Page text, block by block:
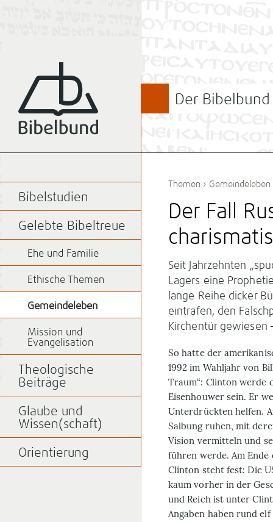
Der Bibelbund
Themen › Gemeindeleben
Der Fall
Seit Jahrzehnten
Lagers eine
lange Reihe dicker
eintrafen, den
Kirchentür gewiesen
So hatte der
1992 im Wahljahr von
Traum“: Clinton werde
Eisenhouwer sein. Er
Unterdrückten helfen.
Salbung ruhen, mit
Vision vermitteln und
führen werde. Am
Clinton steht fest: Die
kaum vorher in der
und Reich ist unter
Angaben haben rund
Bibelstudien
Gelebte Bibeltreue
Ehe und Familie
Ethische Themen
Gemeindeleben
Mission und
Evangelisation
Theologische
Beiträge
Glaube und
Wissen(schaft)
Orientierung